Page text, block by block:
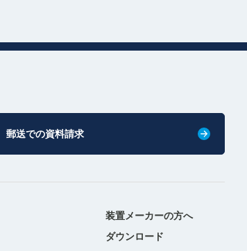
郵送での資料請求
装置メーカーの方へ
ダウンロード